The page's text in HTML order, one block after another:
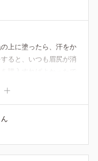
上に塗ったら、汗をか
ると、いつも眉尻が消